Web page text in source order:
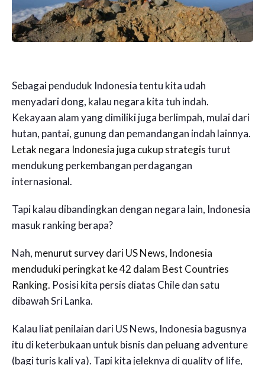
Sebagai penduduk Indonesia tentu kita udah
menyadari dong, kalau negara kita tuh indah.
Kekayaan alam yang dimiliki juga berlimpah, mulai dari
hutan, pantai, gunung dan pemandangan indah lainnya.
Letak negara Indonesia juga cukup strategisturut
mendukung perkembangan perdagangan
internasional.
Tapi kalau dibandingkan dengan negara lain, Indonesia
masuk ranking berapa?
Nah, menurut survey dari US News, Indonesia
menduduki peringkat ke 42 dalam Best Countries
Ranking. Posisi kita persis diatas Chile dan satu
dibawah Sri Lanka.
Kalau liat penilaian dari US News, Indonesia bagusnya
itu di keterbukaan untuk bisnis dan peluang adventure
(bagi turis kali ya). Tapi kita jeleknya di quality of life,